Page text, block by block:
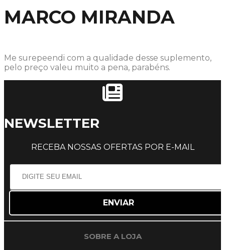
MARCO MIRANDA
Me surepeendi com a qualidade desse suplemento,
pelo preço valeu muito a pena, parabéns.
NEWSLETTER
RECEBA NOSSAS OFERTAS POR E-MAIL
SOBRE A LOJA